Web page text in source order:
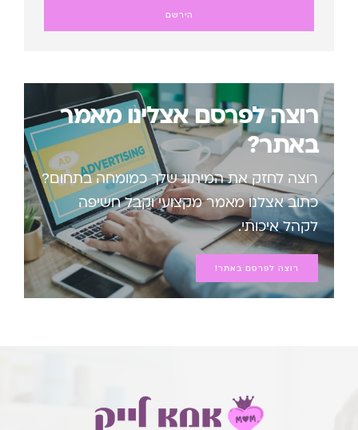
הירשם
רוצה לפרסם אצלינו מאמר
באתר?
רוצה לחזק את המיתוג שלך כמומחה בתחום?
כתוב אצלנו מאמר מקצועי וקבל חשיפה
לקהל איכותי.
רוצה לפרסם באתר!